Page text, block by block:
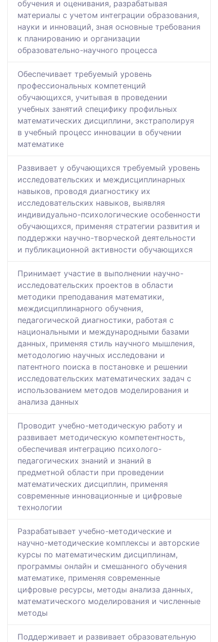
обучения и оценивания, разрабатывая
материалы с учетом интеграции образования,
науки и инноваций, зная основные требования
к планированию и организации
образовательно-научного процесса
Обеспечивает требуемый уровень
профессиональных компетенций
обучающихся, учитывая в проведении
учебных занятий специфику профильных
математических дисциплини, экстраполируя
в учебный процесс инновации в обучении
математике
Развивает у обучающихся требуемый уровень
исследовательских и междисциплинарных
навыков, проводя диагностику их
исследовательских навыков, выявляя
индивидуально-психологические особенности
обучающихся, применяя стратегии развития и
поддержки научно-творческой деятельности
и публикационной активности обучающихся
Принимает участие в выполнении научно-
исследовательских проектов в области
методики преподавания математики,
междисциплинарного обучения,
педагогической диагностики, работая с
национальными и международными базами
данных, применяя стиль научного мышления,
методологию научных исследовани и
патентного поиска в постановке и решении
исследовательских математических задач с
использованием методов моделирования и
анализа данных
Проводит учебно-методическую работу и
развивает методическую компетентность,
обеспечивая интеграцию психолого-
педагогических знаний и знаний в
предметной области при проведении
математических дисциплин, применяя
современные инновационные и цифровые
технологии
Разрабатывает учебно-методические и
научно-методические комплексы и авторские
курсы по математическим дисциплинам,
программы онлайн и смешанного обучения
математике, применяя современные
цифровые ресурсы, методы анализа данных,
математического моделирования и численные
методы
Поддерживает и развивает образовательную